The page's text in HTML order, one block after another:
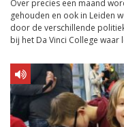
Over precies een maand
gehouden en ook in Leiden
door de verschillende
bij het Da Vinci College